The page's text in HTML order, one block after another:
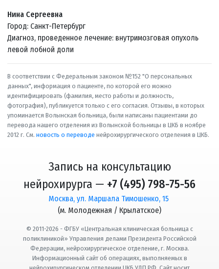
Нина Сергеевна
Город: Санкт-Петербург
Диагноз, проведенное лечение: внутримозговая опухоль
левой лобной доли
В соответствии с Федеральным законом №152 "О персональных
данных", информация о пациенте, по которой его можно
идентифицировать (фамилия, место работы и должность,
фотография), публикуется только с его согласия. Отзывы, в которых
упоминается Волынская больница, были написаны пациентами до
перевода нашего отделения из Волынской больницы в ЦКБ в ноябре
2012 г. См. новость о переводе нейрохирургического отделения в ЦКБ.
Запись на консультацию
нейрохирурга — +7 (495) 798-75-56
Москва, ул. Маршала Тимошенко, 15
(м. Молодежная / Крылатское)
© 2011-2026 - ФГБУ «Центральная клиническая больница с
поликлиникой» Управления делами Президента Российской
Федерации, нейрохирургическое отделение, г. Москва.
Информационный сайт об операциях, выполняемых в